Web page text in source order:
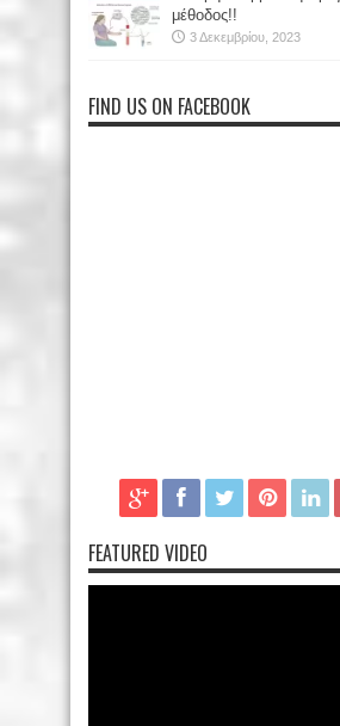
μέθοδος!!
3 Δεκεμβρίου, 2023
FIND US ON FACEBOOK
FEATURED VIDEO